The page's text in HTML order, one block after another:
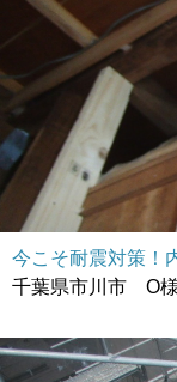
今こそ耐震対策！
千葉県市川市 O